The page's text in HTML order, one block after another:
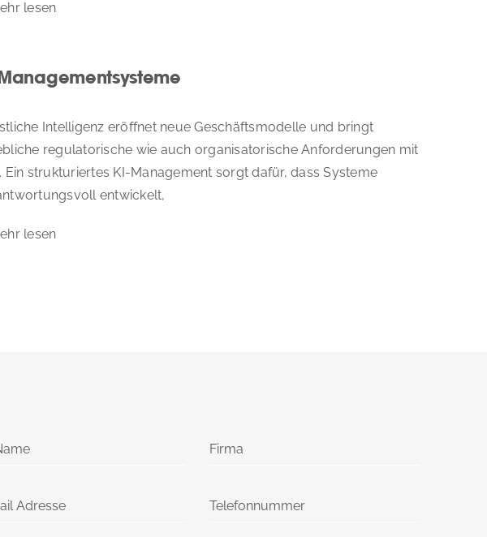
lesen
Intelligenz eröffnet neue Geschäftsmodelle und bringt
regulatorische wie auch organisatorische Anforderungen mit
Ein strukturiertes KI-Management sorgt dafür, dass Systeme
entwickelt,
lesen